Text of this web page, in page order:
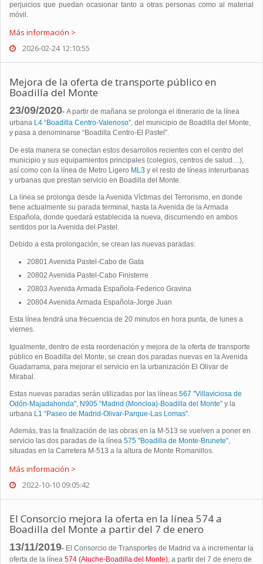
perjuicios que puedan ocasionar tanto a otras personas como al material
móvil.
Más información >
2026-02-24 12:10:55
Mejora de la oferta de transporte público en
Boadilla del Monte
23/09/2020- A partir de mañana se prolonga el itinerario de la línea
urbana L4 “Boadilla Centro-Valenoso”, del municipio de Boadilla del Monte,
y pasa a denominarse “Boadilla Centro-El Pastel”.
De esta manera se conectan estos desarrollos recientes con el centro del
municipio y sus equipamientos principales (colegios, centros de salud…),
así como con la línea de Metro Ligero ML3 y el resto de líneas interurbanas
y urbanas que prestan servicio en Boadilla del Monte.
La línea se prolonga desde la Avenida Víctimas del Terrorismo, en donde
tiene actualmente su parada terminal, hasta la Avenida de la Armada
Española, donde quedará establecida la nueva, discurriendo en ambos
sentidos por la Avenida del Pastel.
Debido a esta prolongación, se crean las nuevas paradas:
20801 Avenida Pastel-Cabo de Gata
20802 Avenida Pastel-Cabo Finisterre
20803 Avenida Armada Española-Federico Gravina
20804 Avenida Armada Española-Jorge Juan
Esta línea tendrá una frecuencia de 20 minutos en hora punta, de lunes a
viernes.
Igualmente, dentro de esta reordenación y mejora de la oferta de transporte
público en Boadilla del Monte, se crean dos paradas nuevas en la Avenida
Guadarrama, para mejorar el servicio en la urbanización El Olivar de
Mirabal.
Estas nuevas paradas serán utilizadas por las líneas 567 "Villaviciosa de
Odón-Majadahonda", N905 “Madrid (Moncloa)-Boadilla del Monte” y la
urbana L1 “Paseo de Madrid-Olivar-Parque-Las Lomas”.
Además, tras la finalización de las obras en la M-513 se vuelven a poner en
servicio las dos paradas de la línea 575 "Boadilla de Monte-Brunete",
situadas en la Carretera M-513 a la altura de Monte Romanillos.
Más información >
2022-10-10 09:05:42
El Consorcio mejora la oferta en la línea 574 a
Boadilla del Monte a partir del 7 de enero
13/11/2019- El Consorcio de Transportes de Madrid va a incrementar la
oferta de la línea 574 (Aluche-Boadilla del Monte) , a partir del 7 de enero de